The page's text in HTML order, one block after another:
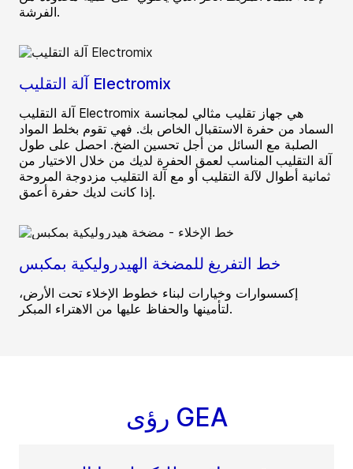
الفرشة.
آلة التقليب Electromix
آلة التقليب Electromix هي جهاز تقليب مثالي لمجانسة
السماد من حفرة الاستقبال الخاص بك. فهي تقوم بخلط المواد
الصلبة مع السائل من أجل تحسين الضخ. احصل على طول
آلة التقليب المناسب لعمق الحفرة لديك من خلال الاختيار من
ثمانية أطوال لآلة التقليب أو مع آلة التقليب مزدوجة المروحة
إذا كانت لديك حفرة أعمق.
خط التفريغ للمضخة الهيدروليكية بمكبس
إكسسوارات وخيارات لبناء خطوط الإخلاء تحت الأرض،
لتأمينها والحفاظ عليها من الاهتراء المبكر.
رؤى GEA